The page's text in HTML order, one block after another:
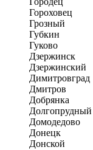
Гороховец
Грозный
Губкин
Гуково
Дзержинск
Дзержинский
Димитровград
Дмитров
Добрянка
Долгопрудный
Домодедово
Донецк
Донской